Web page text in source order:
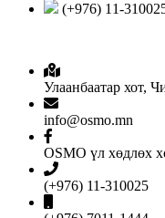
(+976) 11-
Улаанбаатар хот,
info@osmo.mn
OSMO үл хөдлөх
(+976) 11-310025